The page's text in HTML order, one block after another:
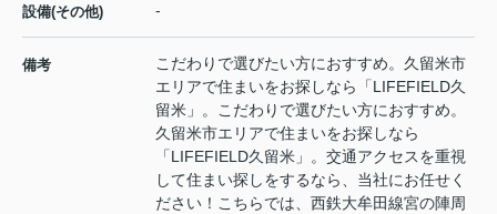
設備(その他) -
備考
こだわりで選びたい方におすすめ。久留米市
エリアで住まいをお探しなら「LIFEFIELD久
留米」。こだわりで選びたい方におすすめ。
久留米市エリアで住まいをお探しなら
「LIFEFIELD久留米」。交通アクセスを重視
して住まい探しをするなら、当社にお任せく
ださい！こちらでは、西鉄大牟田線宮の陣周